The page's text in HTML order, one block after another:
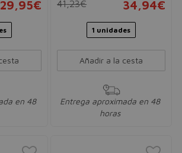
29,95€
en 48
41,23€ 34,94€
1 unidades
Añadir a la cesta
Entrega aproximada en 48
horas